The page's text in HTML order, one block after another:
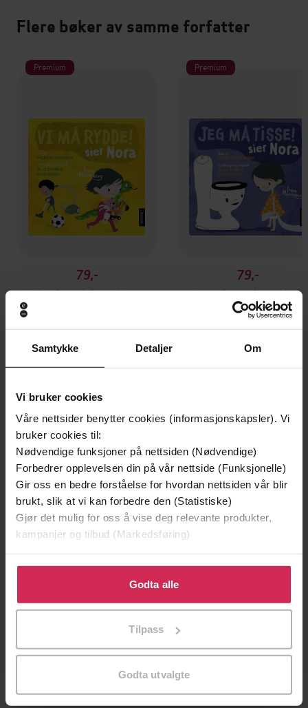
Samtykke Detaljer Om
Vi bruker cookies
Våre nettsider benytter cookies (informasjonskapsler). Vi
bruker cookies til:
Nødvendige funksjoner på nettsiden (Nødvendige)
Forbedrer opplevelsen din på vår nettside (Funksjonelle)
Gir oss en bedre forståelse for hvordan nettsiden vår blir
brukt, slik at vi kan forbedre den (Statistiske)
Gjør det mulig for oss å vise deg relevante produkter,
kampanjer og tilbud (Markedsføring)
Klikk på «Godta alle» for å gi oss ditt samtykke til å
bruke cookies for alle disse formålene. Du kan også
tilpasse ditt samtykke til spesifikke formål ved å klikke
Godta alle
Tilpass
Godta utvalgte
Flere bøker av samme forfatter
Premium
79,-
Vi må rydde! sier Nora
Premium
79,-
Jeg må tisse! sier Nora
Irene Marienborg
Andre har også kjøpt
Premium
169,-
Thorbjørn Egner
LYDBOK
229,-
LYDBOK